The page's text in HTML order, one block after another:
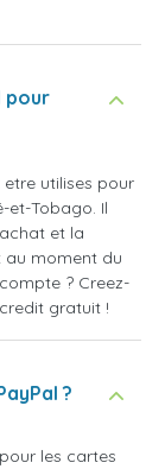
pour
utilises pour
et-Tobago. Il
et la
moment du
? Creez-
gratuit !
?
les cartes